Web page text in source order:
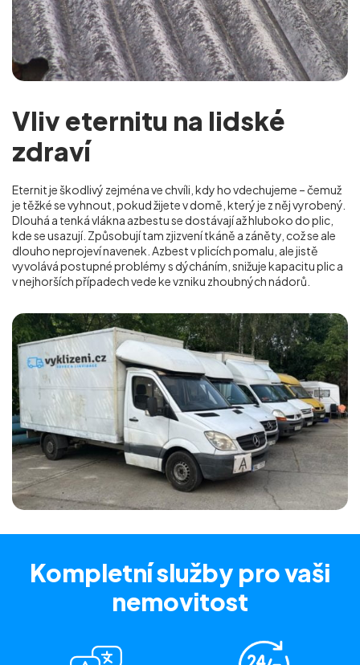
Vliv eternitu na lidské
zdraví
Eternit je škodlivý zejména ve chvíli, kdy ho vdechujeme – čemuž
je těžké se vyhnout, pokud žijete v domě, který je z něj vyrobený.
Dlouhá a tenká vlákna azbestu se dostávají až hluboko do plic,
kde se usazují. Způsobují tam zjizvení tkáně a záněty, což se ale
dlouho neprojeví navenek. Azbest v plicích pomalu, ale jistě
vyvolává postupné problémy s dýcháním, snižuje kapacitu plic a
v nejhorších případech vede ke vzniku zhoubných nádorů.
Kompletní služby pro vaši
nemovitost